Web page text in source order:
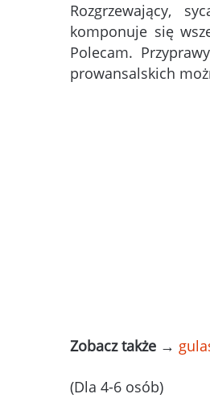
Rozgrzewający,
komponuje się
Polecam.
prowansalskich
Zobacz także →
(Dla 4-6 osób)